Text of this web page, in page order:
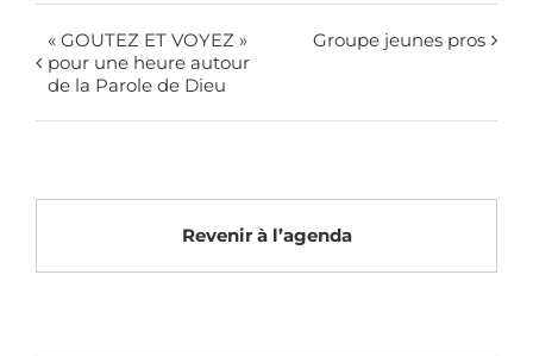
« GOUTEZ ET VOYEZ »
pour une heure autour
de la Parole de Dieu
Groupe jeunes pros
Revenir à l’agenda